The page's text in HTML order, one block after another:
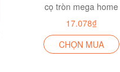
cọ tròn mega home
17.078₫
CHỌN MUA